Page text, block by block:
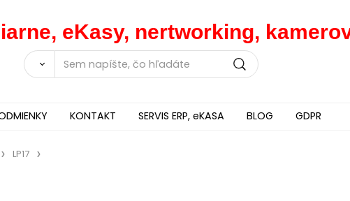
eKasy, nertworking,
KONTAKT SERVIS ERP, eKASA BLOG GDPR
LP17